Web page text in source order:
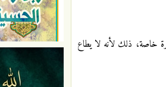
خاصة، ذلك لأنه لا يطاع